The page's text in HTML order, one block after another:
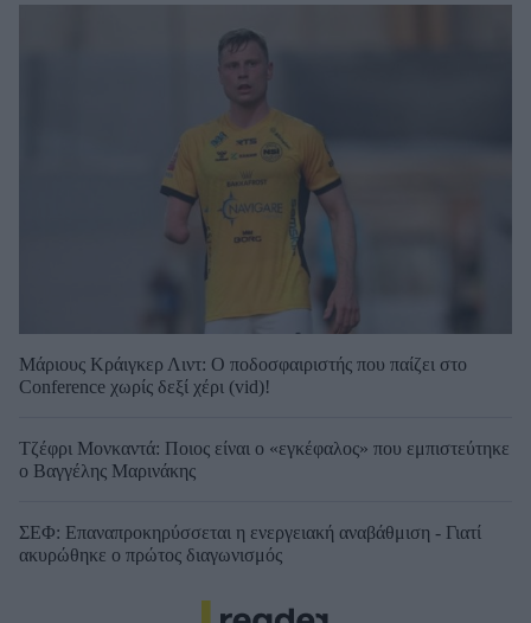
Μάριους Κράιγκερ Λιντ: Ο ποδοσφαιριστής που παίζει στο
Conference χωρίς δεξί χέρι (vid)!
Τζέφρι Μονκαντά: Ποιος είναι ο «εγκέφαλος» που εμπιστεύτηκε
ο Βαγγέλης Μαρινάκης
ΣΕΦ: Επαναπροκηρύσσεται η ενεργειακή αναβάθμιση - Γιατί
ακυρώθηκε ο πρώτος διαγωνισμός